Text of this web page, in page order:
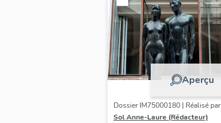
Aperçu
Dossier IM75000180 | Réalisé par
Sol Anne-Laure (Rédacteur)